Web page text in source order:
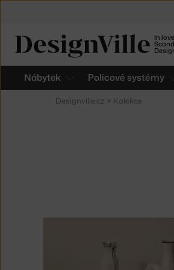
In
Nábytek Policové systémy
Designville.cz > Kolekce